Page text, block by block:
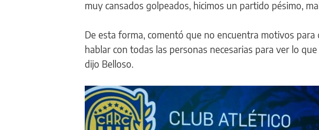
muy cansados golpeados, hicimos un partido pésimo,
De esta forma, comentó que no encuentra motivos para
hablar con todas las personas necesarias para ver lo
dijo Belloso.